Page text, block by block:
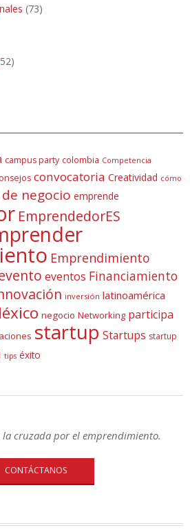
(73)
campus party colombia Competencia
convocatoria Creatividad cómo
negocio emprende
EmprendedorES
Emprendimiento
eventos Financiamiento
inversión latinoamérica
negocio Networking participa
startup Startups startup
tips éxito
la cruzada por el emprendimiento.
CONTÁCTANOS